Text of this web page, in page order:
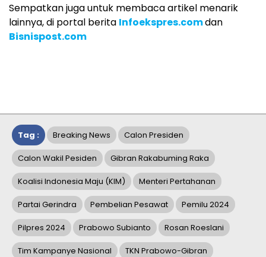
Sempatkan juga untuk membaca artikel menarik
lainnya, di portal berita Infoekspres.comdan
Bisnispost.com
Tag : Breaking News Calon Presiden
Calon Wakil Pesiden Gibran Rakabuming Raka
Koalisi Indonesia Maju (KIM) Menteri Pertahanan
Partai Gerindra Pembelian Pesawat Pemilu 2024
Pilpres 2024 Prabowo Subianto Rosan Roeslani
Tim Kampanye Nasional TKN Prabowo-Gibran